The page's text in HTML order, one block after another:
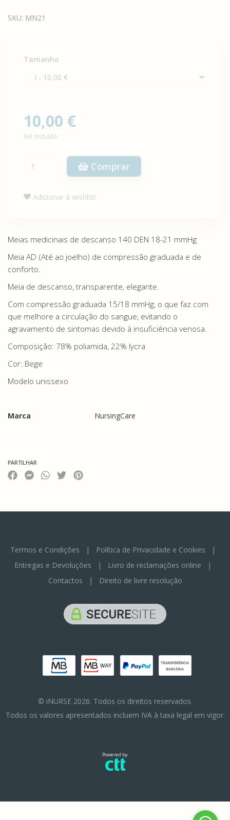
SKU: MN21
Tamanho
10,00 €
IVA incluído.
Comprar
Adicionar à wishlist
Meias medicinais de descanso 140 DEN 18-21 mmHg
Meia AD (Até ao joelho) de compressão graduada e de
conforto.
Meia de descanso, transparente, elegante.
Com compressão graduada 15/18 mmHg, o que faz com
que melhore a circulação do sangue, evitando o
agravamento de sintomas devido à insuficiência venosa.
Composição: 78% poliamida, 22% lycra
Cor: Bege
Modelo unissexo
Marca
NursingCare
PARTILHAR
Termos e Condições | Política de Privacidade e Cookies |
Entregas e Devoluções | Livro de reclamações online |
Contactos | Direito de livre resolução
© iNURSE 2026. Todos os direitos reservados.
Todos os valores apresentados incluem IVA à taxa legal em vigor.
Powered by